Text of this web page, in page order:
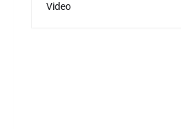
Video